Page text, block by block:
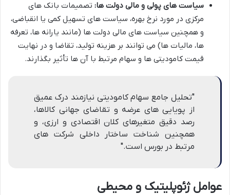
سیاست های پولی و مالی دولت ها: تصمیمات بانک های
مرکزی در مورد نرخ بهره، سیاست های تسهیل کمی یا انقباضی،
و همچنین سیاست های مالی دولت ها (مانند یارانه ها، تعرفه
ها، مالیات ها) می توانند بر هزینه تولید، تقاضا و در نهایت
قیمت کامودیتی ها و سهام مرتبط با آن ها تأثیر بگذارند.
"تحلیل جامع سهام کامودیتی نیازمند درک عمیق
از پویایی های عرضه و تقاضای جهانی کالاها،
رصد دقیق متغیرهای کلان اقتصادی و ارزی، و
همچنین شناخت ساختار داخلی شرکت های
مرتبط در بورس است."
عوامل ژئوپلیتیک و محیطی